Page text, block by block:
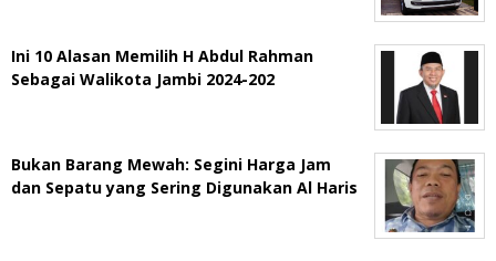
Ini 10 Alasan Memilih H Abdul Rahman
Sebagai Walikota Jambi 2024-202
Bukan Barang Mewah: Segini Harga Jam
dan Sepatu yang Sering Digunakan Al Haris